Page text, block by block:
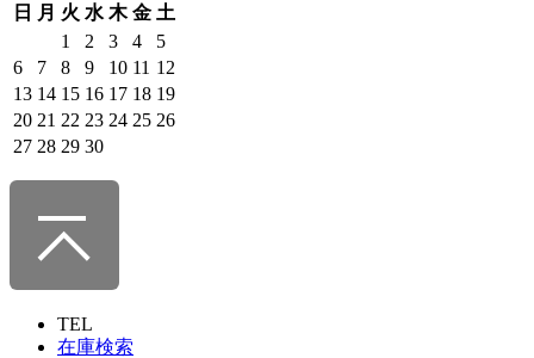
日 月 火 水 木 金 土
1
2 3 4
5
6
7 8 9 10 11 12
13 14 15 16 17 18 19
20 21 22 23 24 25 26
27 28 29 30
TEL
在庫検索